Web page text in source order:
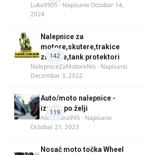
Luka9905 · NapisanoOctobar 14,
2024
142
Nalepnice za
motore,skutere,trakice
za felne,tank protektori
NalepniceZaMotoreNis · Napisano
Decembar 3, 2022
119
Auto/moto nalepnice -
izrada po želji
Alexandra995 · Napisano
Octobar 21, 2023
Nosač moto točka Wheel